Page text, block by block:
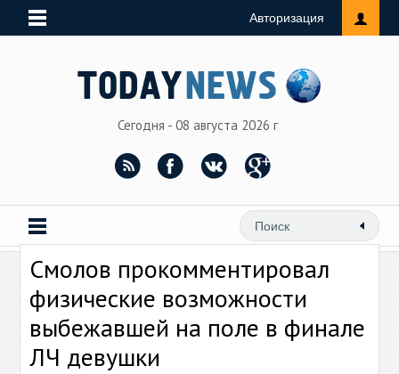
Авторизация
Сегодня - 08 августа 2026 г
Смолов прокомментировал
физические возможности
выбежавшей на поле в финале
ЛЧ девушки